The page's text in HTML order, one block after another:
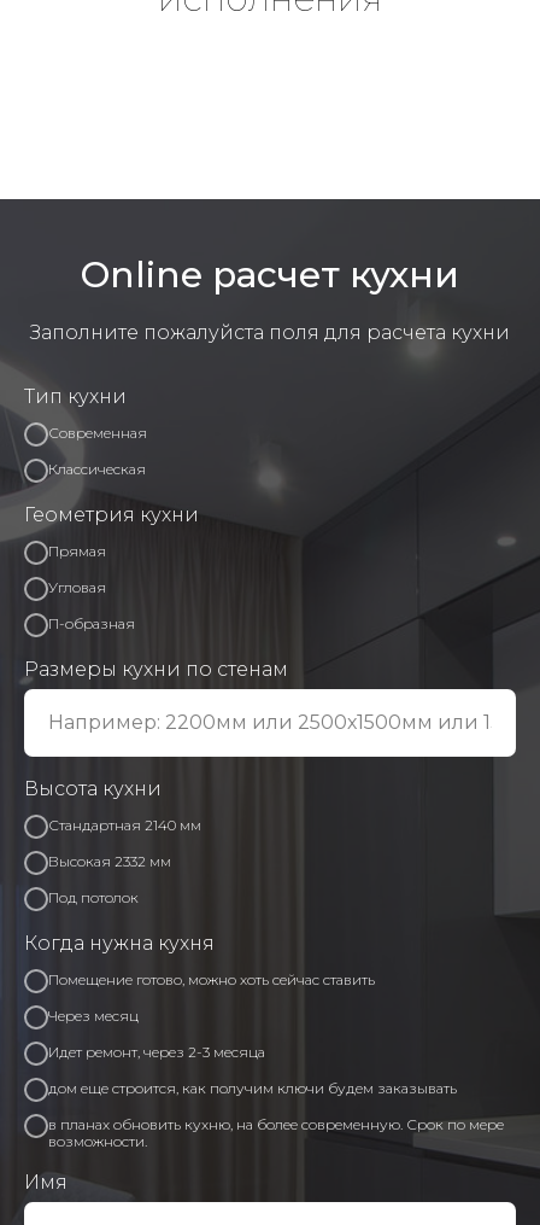
Online расчет кухни
Заполните пожалуйста поля для расчета кухни
Тип кухни
Современная
Классическая
Геометрия кухни
Прямая
Угловая
П-образная
Размеры кухни по стенам
Высота кухни
Стандартная 2140 мм
Высокая 2332 мм
Под потолок
Когда нужна кухня
Помещение готово, можно хоть сейчас ставить
Через месяц
Идет ремонт, через 2-3 месяца
дом еще строится, как получим ключи будем заказывать
в планах обновить кухню, на более современную. Срок по мере
возможности.
Имя